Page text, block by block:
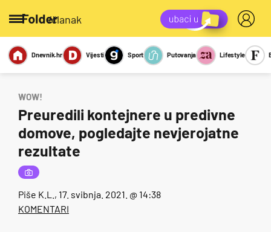
/članak
Miks Kviz
Report
Sexy
Dnevnik.hr Vijesti Sport Putovanja Lifestyle
WOW!
Preuredili kontejnere u predivne
domove, pogledajte nevjerojatne
rezultate
Piše K.L. , 17. svibnja. 2021. @ 14:38
KOMENTARI